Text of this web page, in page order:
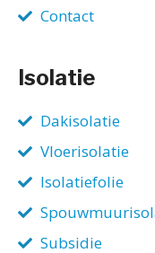
Contact
Isolatie
Dakisolatie
Vloerisolatie
Isolatiefolie
Subsidie